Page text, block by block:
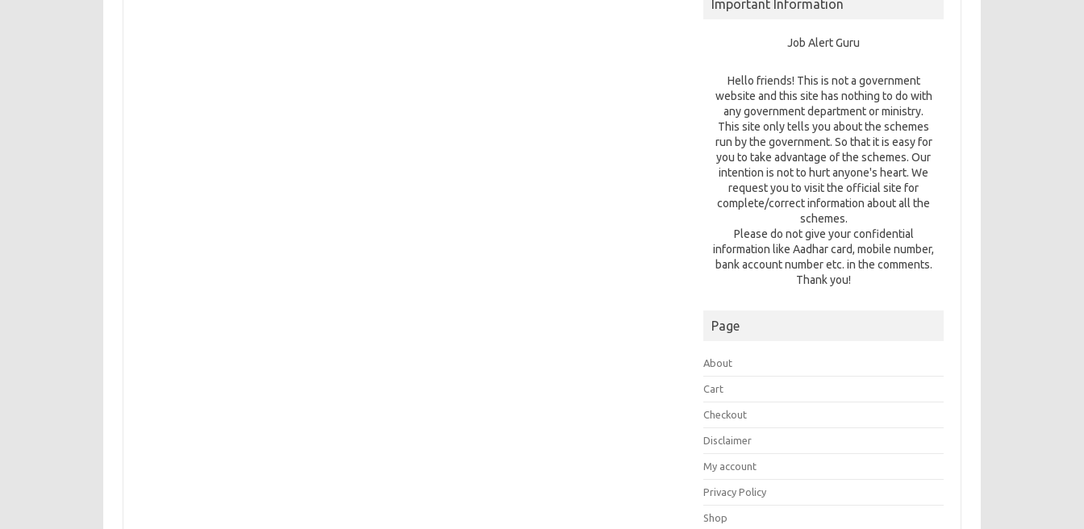
Important Information
Job Alert Guru
Hello friends! This is not a government
website and this site has nothing to do with
any government department or ministry.
This site only tells you about the schemes
run by the government. So that it is easy for
you to take advantage of the schemes. Our
intention is not to hurt anyone's heart. We
request you to visit the official site for
complete/correct information about all the
schemes.
Please do not give your confidential
information like Aadhar card, mobile number,
bank account number etc. in the comments.
Thank you!
Page
About
Cart
Checkout
Disclaimer
My account
Privacy Policy
Shop